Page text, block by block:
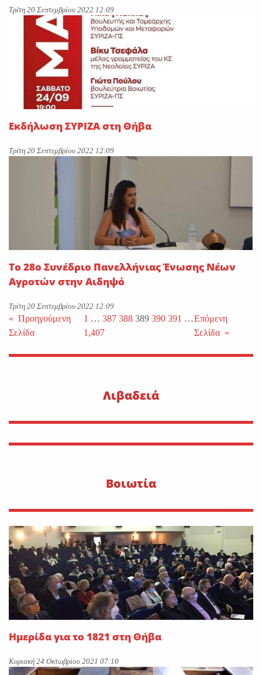
Τρίτη 20 Σεπτεμβρίου 2022 12:09
Εκδήλωση ΣΥΡΙΖΑ στη Θήβα
Τρίτη 20 Σεπτεμβρίου 2022 12:09
Το 28ο Συνέδριο Πανελλήνιας Ένωσης Νέων
Αγροτών στην Αιδηψό
Τρίτη 20 Σεπτεμβρίου 2022 12:09
« Προηγούμενη
Σελίδα
1 … 387 388 389 390 391 …
1,407
Επόμενη
Σελίδα »
Λιβαδειά
Βοιωτία
Ημερίδα για το 1821 στη Θήβα
Κυριακή 24 Οκτωβρίου 2021 07:10